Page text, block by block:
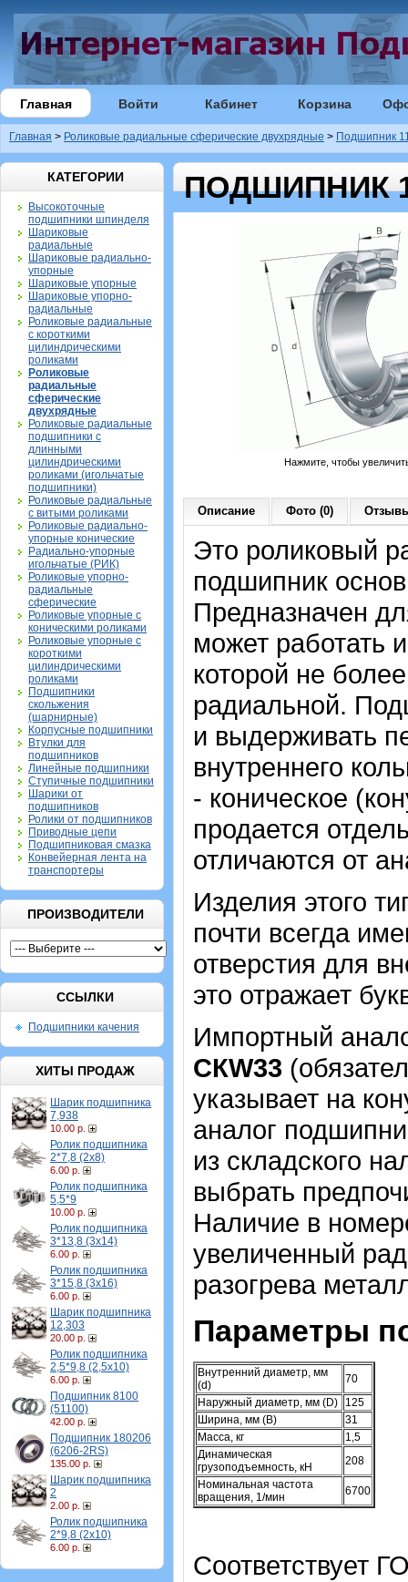
Главная Войти Кабинет Корзина
Главная > Роликовые радиальные сферические двухрядные > Подшипник
КАТЕГОРИИ
Высокоточные
подшипники шпинделя
Шариковые
радиальные
Шариковые радиально-
упорные
Шариковые упорные
Шариковые упорно-
радиальные
Роликовые радиальные
с короткими
цилиндрическими
роликами
Роликовые
радиальные
сферические
двухрядные
Роликовые радиальные
подшипники с
длинными
цилиндрическими
роликами (игольчатые
подшипники)
Роликовые радиальные
с витыми роликами
Роликовые радиально-
упорные конические
Радиально-упорные
игольчатые (РИК)
Роликовые упорно-
радиальные
сферические
Роликовые упорные с
коническими роликами
Роликовые упорные с
короткими
цилиндрическими
роликами
Подшипники
скольжения
(шарнирные)
Корпусные подшипники
Втулки для
подшипников
Линейные подшипники
Ступичные подшипники
Шарики от
подшипников
Ролики от подшипников
Приводные цепи
Подшипниковая смазка
Конвейерная лента на
транспортеры
ПРОИЗВОДИТЕЛИ
ССЫЛКИ
Подшипники качения
ХИТЫ ПРОДАЖ
Шарик подшипника
7,938
10.00 р.
Ролик подшипника
2*7,8 (2х8)
6.00 р.
Ролик подшипника
5,5*9
10.00 р.
Ролик подшипника
3*13,8 (3х14)
6.00 р.
Ролик подшипника
3*15,8 (3х16)
6.00 р.
Шарик подшипника
12,303
20.00 р.
Ролик подшипника
2,5*9,8 (2,5х10)
6.00 р.
Подшипник 8100
(51100)
42.00 р.
Подшипник 180206
(6206-2RS)
135.00 р.
Шарик подшипника
2
2.00 р.
Ролик подшипника
2*9,8 (2х10)
6.00 р.
ПОДШИПНИК
Нажмите, чтобы
Описание Фото (0)
Это роликовый
подшипник
Предназначен
может работать
которой не
радиальной.
и выдерживать
внутреннего
- коническое
продается
отличаются от
Изделия этого
почти всегда
отверстия для
это отражает
Импортный
CКW33
указывает на
аналог
из складского
выбрать
Наличие в
увеличенный
разогрева
Параметры
Внутренний диаметр, мм
(d)
70
Наружный диаметр, мм (D)
125
Ширина, мм (B)
31
Масса, кг
1,5
Динамическая
грузоподъемность, кН
208
Номинальная частота
вращения, 1/мин
6700
Соответствует